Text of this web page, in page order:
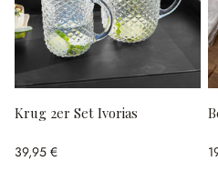
Krug 2er Set Ivorias
39,95 €